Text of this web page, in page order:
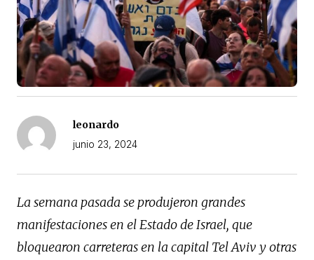
leonardo
junio 23, 2024
La semana pasada se produjeron grandes
manifestaciones en el Estado de Israel, que
bloquearon carreteras en la capital Tel Aviv y otras